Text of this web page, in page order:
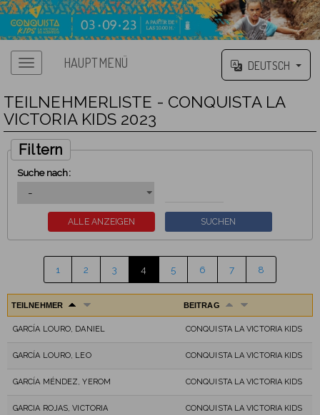
HAUPTMENÜ DEUTSCH
TEILNEHMERLISTE - CONQUISTA LA
VICTORIA KIDS 2023
Filtern
Suche nach:
1 2 3 4 5 6 7 8
TEILNEHMER BEITRAG
GARCÍA LOURO, DANIEL CONQUISTA LA VICTORIA KIDS
GARCÍA LOURO, LEO CONQUISTA LA VICTORIA KIDS
GARCÍA MÉNDEZ, YEROM CONQUISTA LA VICTORIA KIDS
GARCIA ROJAS, VICTORIA CONQUISTA LA VICTORIA KIDS